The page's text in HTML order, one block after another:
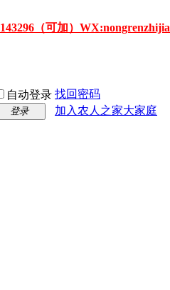
（可加）
自动登录 找回密码
登录 加入农人之家大家庭